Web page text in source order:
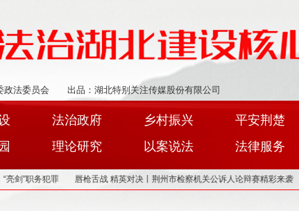
政法委员会 出品：湖北特别关注传媒股份有限公司
法治政府 乡村振兴 平安荆楚
理论研究 以案说法 法律服务
犯罪 唇枪舌战 精英对决丨荆州市检察机关公诉人论辩赛精彩来袭 2022